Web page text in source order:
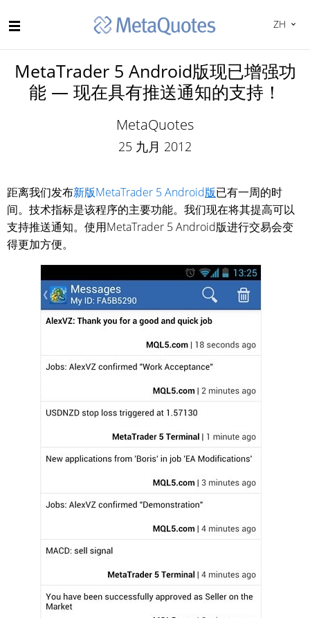
ZH
MetaTrader 5 Android版现已增强功
能 — 现在具有推送通知的支持！
MetaQuotes
25 九月 2012
距离我们发布新版MetaTrader 5 Android版已有一周的时
间。技术指标是该程序的主要功能。我们现在将其提高可以
支持推送通知。使用MetaTrader 5 Android版进行交易会变
得更加方便。